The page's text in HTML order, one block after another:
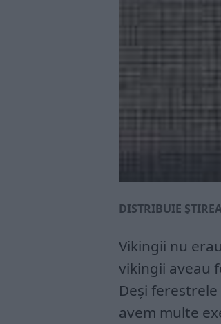
DISTRIBUIE
Vikingii nu
vikingii aveau
Deși
avem multe